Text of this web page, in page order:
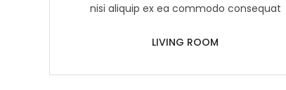
nisi aliquip ex ea commodo consequat
LIVING ROOM